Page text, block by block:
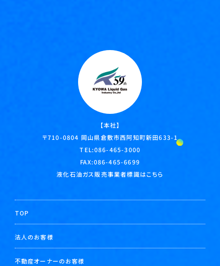
【本社】
〒710-0804 岡山県倉敷市西阿知町新田633-1
TEL:086-465-3000
FAX:086-465-6699
液化石油ガス販売事業者標識はこちら
TOP
法人のお客様
不動産オーナーのお客様